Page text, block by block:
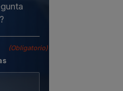
(Obligatorio)